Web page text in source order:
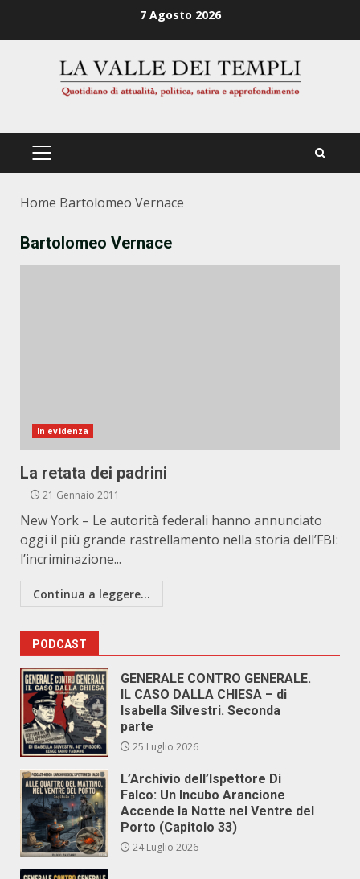
7 Agosto 2026
PRIMÄRES
Home Bartolomeo Vernace
Bartolomeo Vernace
In evidenza
La retata dei padrini
21 Gennaio 2011
New York – Le autorità federali hanno annunciato
oggi il più grande rastrellamento nella storia dell’FBI:
l’incriminazione...
Continua a leggere...
PODCAST
GENERALE CONTRO GENERALE.
IL CASO DALLA CHIESA – di
Isabella Silvestri. Seconda
parte
25 Luglio 2026
L’Archivio dell’Ispettore Di
Falco: Un Incubo Arancione
Accende la Notte nel Ventre del
Porto (Capitolo 33)
24 Luglio 2026